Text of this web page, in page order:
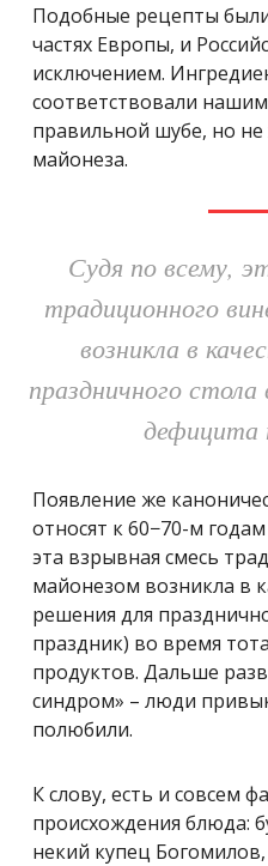
Подобные рецепты
частях Европы, и
исключением.
соответствовали
правильной шубе, но не
майонеза.
Судя по всему,
традиционного
возникла в
праздничного
дефицита
Появление же
относят к 60−70-м
эта взрывная смесь
майонезом возникла в
решения для
праздник) во время
продуктов. Дальше
синдром» – люди
полюбили.
К слову, есть и совсем
происхождения блюда:
некий купец